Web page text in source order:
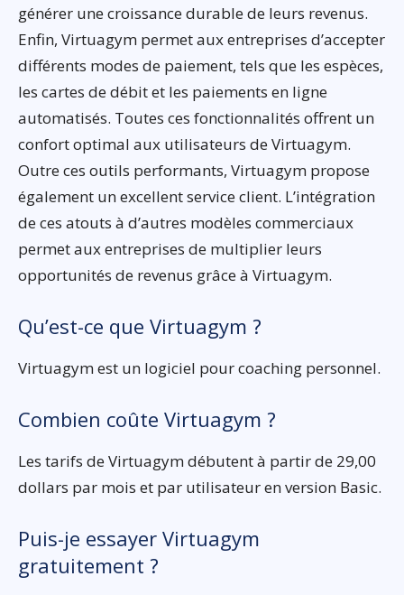
générer une croissance durable de leurs revenus.
Enfin, Virtuagym permet aux entreprises d’accepter
différents modes de paiement, tels que les espèces,
les cartes de débit et les paiements en ligne
automatisés. Toutes ces fonctionnalités offrent un
confort optimal aux utilisateurs de Virtuagym.
Outre ces outils performants, Virtuagym propose
également un excellent service client. L’intégration
de ces atouts à d’autres modèles commerciaux
permet aux entreprises de multiplier leurs
opportunités de revenus grâce à Virtuagym.
Qu’est-ce que Virtuagym ?
Virtuagym est un logiciel pour coaching personnel.
Combien coûte Virtuagym ?
Les tarifs de Virtuagym débutent à partir de 29,00
dollars par mois et par utilisateur en version Basic.
Puis-je essayer Virtuagym
gratuitement ?